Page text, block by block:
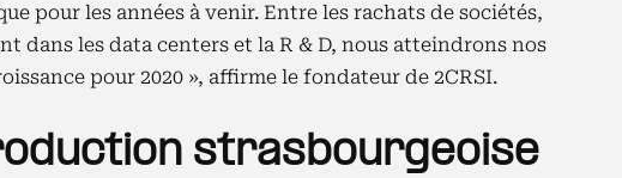
pour les années à venir. Entre les rachats de sociétés,
dans les data centers et la R & D, nous atteindrons nos
pour 2020 », affirme le fondateur de 2CRSI.
strasbourgeoise